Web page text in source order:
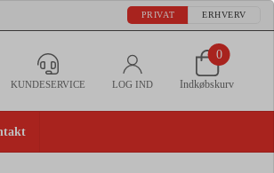
PRIVAT ERHVERV
KUNDESERVICE LOG IND
0
Indkøbskurv